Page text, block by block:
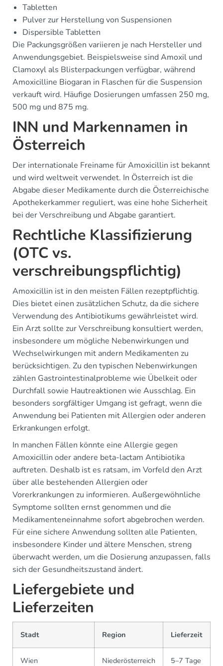
Tabletten
Pulver zur Herstellung von Suspensionen
Dispersible Tabletten
Die Packungsgrößen variieren je nach Hersteller und
Anwendungsgebiet. Beispielsweise sind Amoxil und
Clamoxyl als Blisterpackungen verfügbar, während
Amoxicilline Biogaran in Flaschen für die Suspension
verkauft wird. Häufige Dosierungen umfassen 250 mg,
500 mg und 875 mg.
INN und Markennamen in
Österreich
Der internationale Freiname für Amoxicillin ist bekannt
und wird weltweit verwendet. In Österreich ist die
Abgabe dieser Medikamente durch die Österreichische
Apothekerkammer reguliert, was eine hohe Sicherheit
bei der Verschreibung und Abgabe garantiert.
Rechtliche Klassifizierung
(OTC vs.
verschreibungspflichtig)
Amoxicillin ist in den meisten Fällen rezeptpflichtig.
Dies bietet einen zusätzlichen Schutz, da die sichere
Verwendung des Antibiotikums gewährleistet wird.
Ein Arzt sollte zur Verschreibung konsultiert werden,
insbesondere um mögliche Nebenwirkungen und
Wechselwirkungen mit andern Medikamenten zu
berücksichtigen. Zu den typischen Nebenwirkungen
zählen Gastrointestinalprobleme wie Übelkeit oder
Durchfall sowie Hautreaktionen wie Ausschlag. Ein
besonders sorgfältiger Umgang ist gefragt, wenn die
Anwendung bei Patienten mit Allergien oder anderen
Erkrankungen erfolgt.
In manchen Fällen könnte eine Allergie gegen
Amoxicillin oder andere beta-lactam Antibiotika
auftreten. Deshalb ist es ratsam, im Vorfeld den Arzt
über alle bestehenden Allergien oder
Vorerkrankungen zu informieren. Außergewöhnliche
Symptome sollten ernst genommen und die
Medikamenteneinnahme sofort abgebrochen werden.
Für eine sichere Anwendung sollten alle Patienten,
insbesondere Kinder und ältere Menschen, streng
überwacht werden, um die Dosierung anzupassen, falls
sich der Gesundheitszustand ändert.
Liefergebiete und
Lieferzeiten
Stadt Region Lieferzeit
Wien Niederösterreich 5–7 Tage